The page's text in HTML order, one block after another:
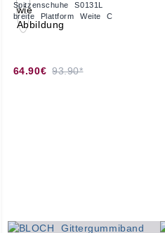
Spitzenschuhe S0131L
breite Plattform Weite C
64.90€ 93.90*